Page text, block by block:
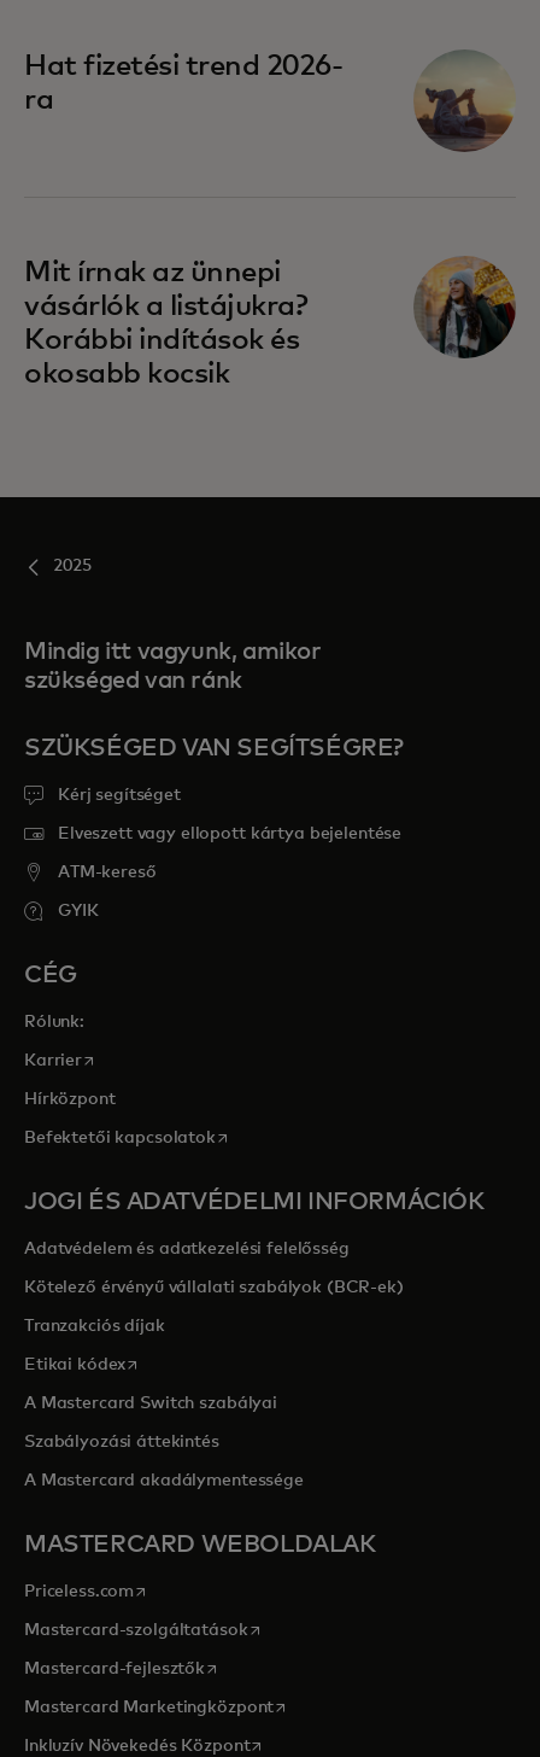
Hat fizetési trend 2026-
ra
Mit írnak az ünnepi
vásárlók a listájukra?
Korábbi indítások és
okosabb kocsik
2025
Mindig itt vagyunk, amikor
szükséged van ránk
SZÜKSÉGED VAN SEGÍTSÉGRE?
Kérj segítséget
Elveszett vagy ellopott kártya bejelentése
ATM-kereső
GYIK
CÉG
Rólunk:
Karrieropens in a new tab
Hírközpont
Befektetői kapcsolatokopens in a new tab
JOGI ÉS ADATVÉDELMI INFORMÁCIÓK
Adatvédelem és adatkezelési felelősség
Kötelező érvényű vállalati szabályok (BCR-ek)
Tranzakciós díjak
Etikai kódexopens in a new tab
A Mastercard Switch szabályai
Szabályozási áttekintés
A Mastercard akadálymentessége
MASTERCARD WEBOLDALAK
Priceless.com opens in a new tab
Mastercard-szolgáltatásokopens in a new tab
Mastercard-fejlesztők opens in a new tab
Mastercard Marketingközpontopens in a new tab
Inkluzív Növekedés Központopens in a new tab